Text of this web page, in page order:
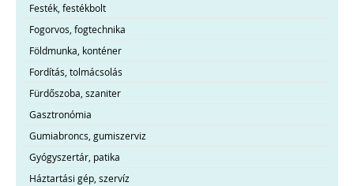
Festék, festékbolt
Fogorvos, fogtechnika
Földmunka, konténer
Fordítás, tolmácsolás
Fürdőszoba, szaniter
Gasztronómia
Gumiabroncs, gumiszerviz
Gyógyszertár, patika
Háztartási gép, szervíz